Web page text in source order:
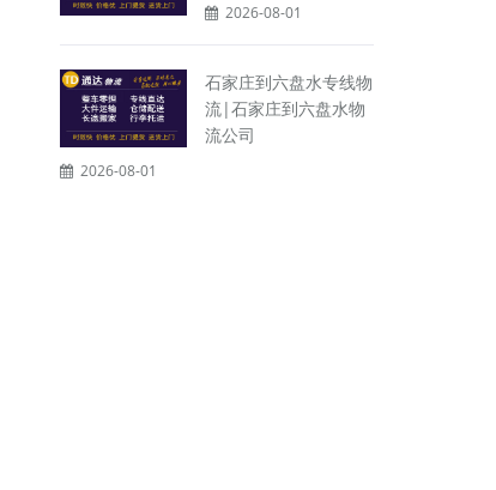
2026-08-01
石家庄到六盘水专线物
流|石家庄到六盘水物
流公司
2026-08-01